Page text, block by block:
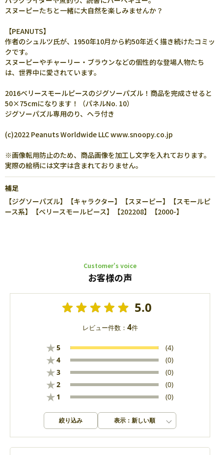
スヌーピーたちと一緒に大自然を楽しみませんか？
【PEANUTS】
作者のシュルツ氏が、1950年10月から約50年近く描き続けたコミッ
クです。
スヌーピーやチャーリー・ブラウンなどの個性的な登場人物たち
は、世界中に愛されています。
2016ベリースモールピースのジグソーパズル！商品を完成させると
50×75cmになります！（パネルNo. 10）
ジグソーパズル専用のり、ヘラ付き
(c)2022 Peanuts Worldwide LLC www.snoopy.co.jp
※画像転用防止のため、商品画像を加工し文字を入れております。
実際の絵柄には文字は含まれておりません。
補足
【ジグソーパズル】【キャラクター】【スヌーピー】【スモールピ
ース系】【ベリースモールピース】【202208】【2000-】
Customer’s voice
お客様の声
5.0
レビュー件数： 4件
★5 (4)
★4 (0)
★3 (0)
★2 (0)
★ 1 (0)
絞り込み 表示：新しい順